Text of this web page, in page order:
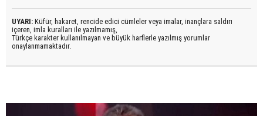
UYARI: Küfür, hakaret, rencide edici cümleler veya imalar, inançlara saldırı
içeren, imla kuralları ile yazılmamış,
Türkçe karakter kullanılmayan ve büyük harflerle yazılmış yorumlar
onaylanmamaktadır.